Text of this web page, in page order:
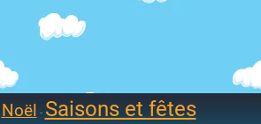
Noël - Saisons et fêtes